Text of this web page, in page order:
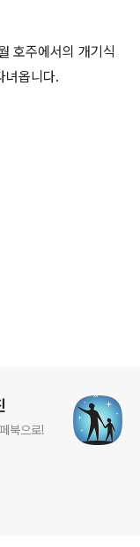
호주에서의 개기식
녀옵니다.
북으로!